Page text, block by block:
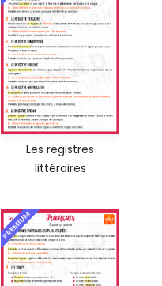
Les registres
littéraires
PREMIUM